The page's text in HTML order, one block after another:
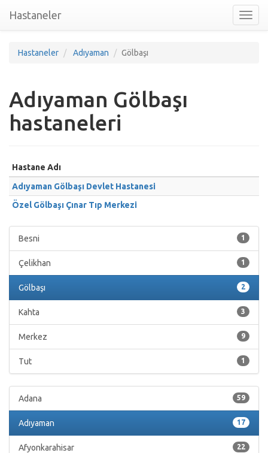
nav
Hastaneler
Hastaneler Adıyaman Gölbaşı
Adıyaman Gölbaşı
hastaneleri
Hastane Adı
Adıyaman Gölbaşı Devlet Hastanesi
Özel Gölbaşı Çınar Tıp Merkezi
1
Besni
1
Çelikhan
2
Gölbaşı
3
Kahta
9
Merkez
1
Tut
59
Adana
17
Adıyaman
22
Afyonkarahisar